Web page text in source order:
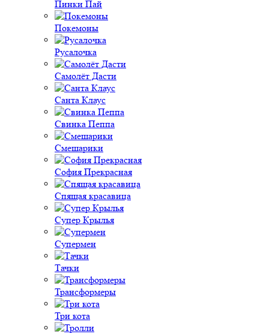
Пинки Пай
Покемоны
Русалочка
Самолёт Дасти
Санта Клаус
Свинка Пеппа
Смешарики
София Прекрасная
Спящая красавица
Супер Крылья
Супермен
Тачки
Трансформеры
Три кота